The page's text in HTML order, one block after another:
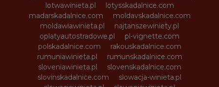
lotwawinieta.pl
lotysskadalnice.com
madarskadalnice.com
moldavskadalnice.com
moldawiawinieta.pl
najtanszewiniety.pl
oplatyautostradowe.pl
pl-vignette.com
polskadalnice.com
rakouskadalnice.com
rumuniawinieta.pl
rumunskadalnice.com
sloveniawinieta.pl
slovenskadalnice.com
slovinskadalnice.com
slowacja-winieta.pl